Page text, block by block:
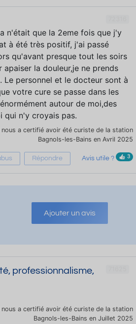
n'était que la 2eme fois que j'y
à été très positif, j'ai passé
qu'avant presque tout les soirs
la douleur,je ne prends
Le personnel et le docteur sont à
votre cure se passe dans les
autour de moi,des
qui n'y croyais pas.
a certifié avoir été curiste de la station
Bagnols-les-Bains en Avril 2025
Répondre Avis utile ? 3
Ajouter un avis
professionnalisme,
a certifié avoir été curiste de la station
Bagnols-les-Bains en Juillet 2025